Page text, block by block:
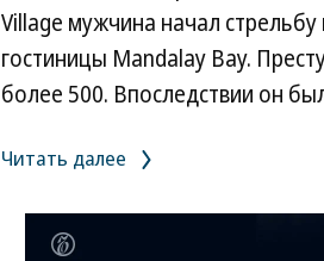
Village мужчина начал
гостиницы Mandalay Bay.
более 500. Впоследствии он
Читать далее